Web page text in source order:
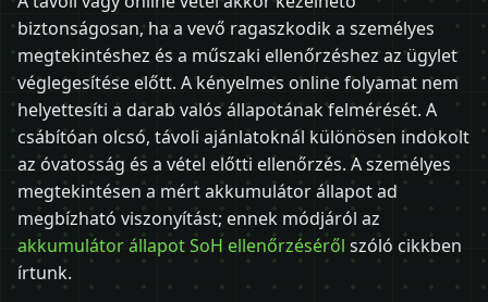
biztonságosan, ha a vevő ragaszkodik a személyes
megtekintéshez és a műszaki ellenőrzéshez az ügylet
véglegesítése előtt. A kényelmes online folyamat nem
helyettesíti a darab valós állapotának felmérését. A
csábítóan olcsó, távoli ajánlatoknál különösen indokolt
az óvatosság és a vétel előtti ellenőrzés. A személyes
megtekintésen a mért akkumulátor állapot ad
megbízható viszonyítást; ennek módjáról az
akkumulátor állapot SoH ellenőrzéséről szóló cikkben
írtunk.